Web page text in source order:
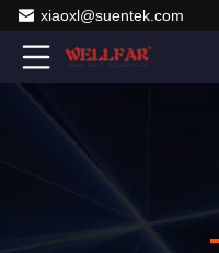
xiaoxl@suentek.com